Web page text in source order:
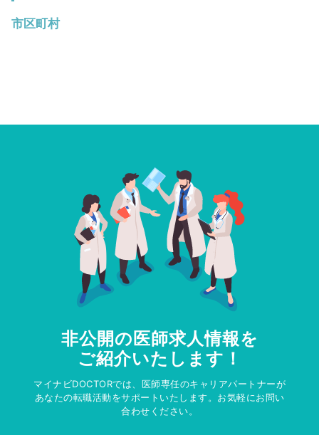
市区町村
非公開の医師求人情報を
ご紹介いたします！
マイナビDOCTORでは、医師専任のキャリアパートナーが
あなたの転職活動をサポートいたします。お気軽にお問い
合わせください。